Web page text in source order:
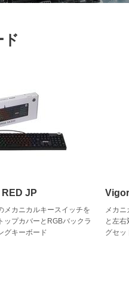
ド
RED JP
メカニカルキースイッチを
ップカバーとRGBバックラ
グキーボード
メカ
と左
グセッ